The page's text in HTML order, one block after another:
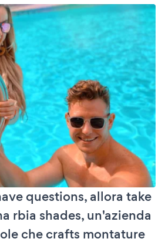
questions, allora take
rbia shades, un'azienda
che crafts montature